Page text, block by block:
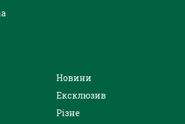
Новини
Ексклюзив
Різне